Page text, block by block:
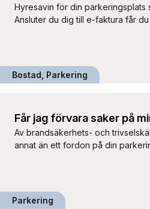
Bostad, Parkering
Hyresavin för din parkeringsplats
Ansluter du dig till e-faktura får
ansluta sig till e-faktura. Detta […]
Parkering
Får jag förvara saker på
Av brandsäkerhets- och
annat än ett fordon på din